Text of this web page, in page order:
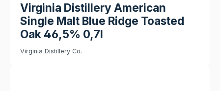
Virginia Distillery American
Single Malt Blue Ridge Toasted
Oak 46,5% 0,7l
Virginia Distillery Co.